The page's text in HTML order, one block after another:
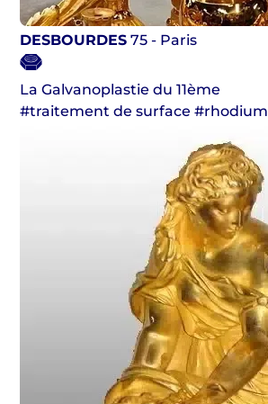
DESBOURDES 75 - Paris
La Galvanoplastie du 11ème
#traitement de surface #rhodium